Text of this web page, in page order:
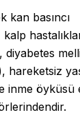
kan basıncı
diyabetes
hareketsiz
inme öyküsü